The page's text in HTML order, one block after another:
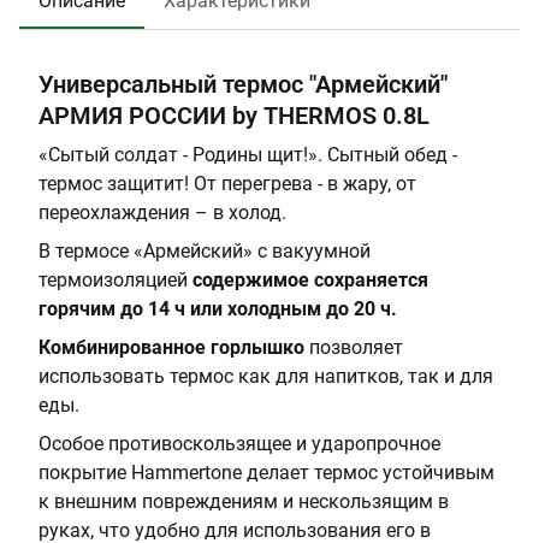
Универсальный термос "Армейский"
АРМИЯ РОССИИ by THERMOS 0.8L
«Сытый солдат - Родины щит!». Сытный обед -
термос защитит! От перегрева - в жару, от
переохлаждения – в холод.
В термосе «Армейский» с вакуумной
термоизоляцией содержимое сохраняется
горячим до 14 ч или холодным до 20 ч.
Комбинированное горлышко позволяет
использовать термос как для напитков, так и для
еды.
Особое противоскользящее и ударопрочное
покрытие Hammertone делает термос устойчивым
к внешним повреждениям и нескользящим в
руках, что удобно для использования его в